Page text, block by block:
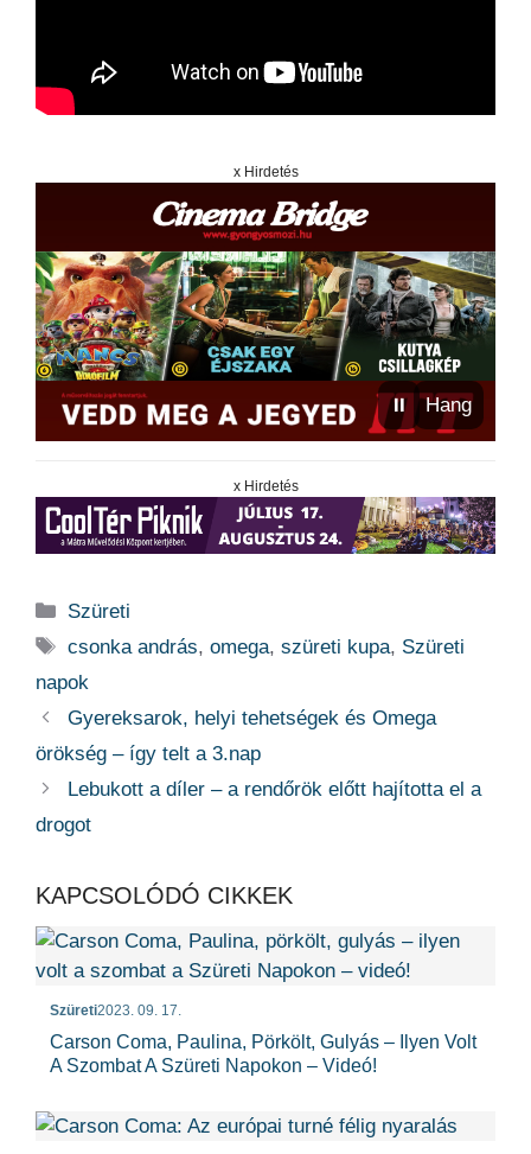
x Hirdetés
⏸ Hang
x Hirdetés
Kategória
Szüreti
Címkék
csonka andrás,omega,szüreti kupa, Szüreti
napok
Gyereksarok, helyi tehetségek és Omega
örökség – így telt a 3.nap
Lebukott a díler – a rendőrök előtt hajította el a
drogot
KAPCSOLÓDÓ CIKKEK
Szüreti2023. 09. 17.
Carson Coma, Paulina, Pörkölt, Gulyás – Ilyen Volt
A Szombat A Szüreti Napokon – Videó!